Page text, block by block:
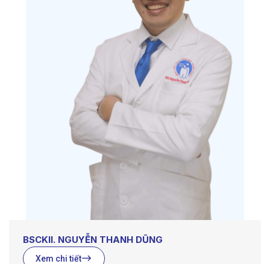
BSCKII. NGUYỄN THANH DŨNG
Xem chi tiết